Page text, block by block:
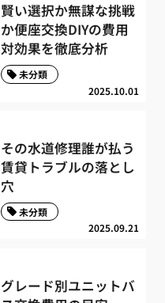
賢い選択か無謀な挑戦
か便座交換DIYの費用
対効果を徹底分析
2025.10.01
未分類
その水道修理誰が払う
賃貸トラブルの落とし
穴
2025.09.21
未分類
グレード別ユニットバ